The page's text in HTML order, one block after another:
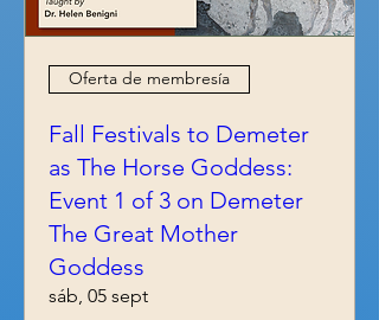
Oferta de membresía
Fall Festivals to Demeter
as The Horse Goddess:
Event 1 of 3 on Demeter
The Great Mother
Goddess
sáb, 05 sept